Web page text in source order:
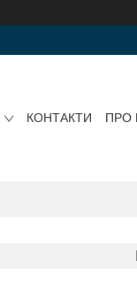
КОНТАКТИ ПРО